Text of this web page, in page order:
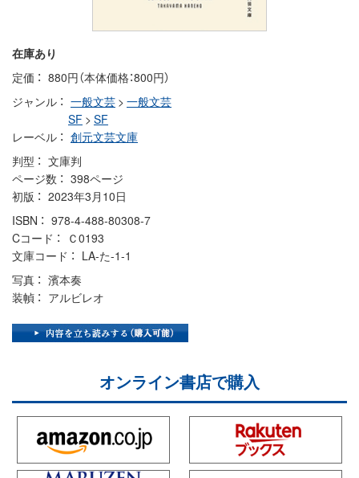
在庫あり
定価
880円（本体価格：800円）
ジャンル
一般文芸 > 一般文芸
SF > SF
レーベル
創元文芸文庫
判型
文庫判
ページ数
398ページ
初版
2023年3月10日
ISBN
978-4-488-80308-7
Cコード
Ｃ0193
文庫コード
LA-た-1-1
写真
濱本奏
装幀
アルビレオ
オンライン書店で購入